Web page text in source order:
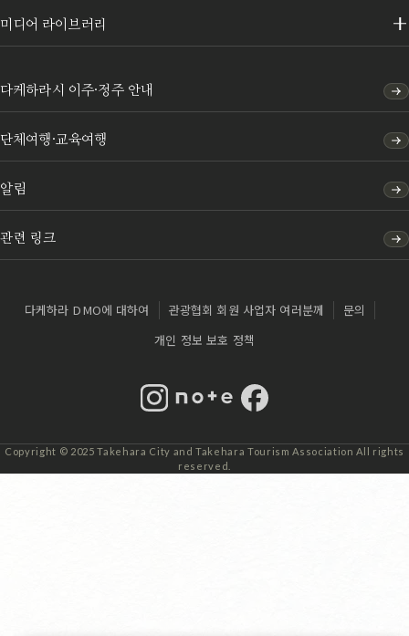
미디어 라이브러리
다케하라시 이주·정주 안내
단체여행·교육여행
알림
관련 링크
다케하라 DMO에 대하여 관광협회 회원 사업자 여러분께
문의
개인 정보 보호 정책
Instagram
note Facebook
Copyright © 2025 Takehara City and Takehara Tourism Association All rights
reserved.